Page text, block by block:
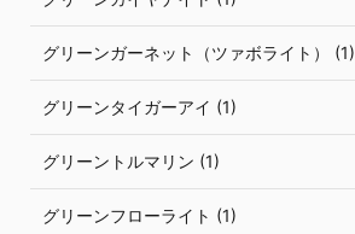
グリーンガーネット（ツァボライト） (1)
グリーンタイガーアイ (1)
グリーントルマリン (1)
グリーンフローライト (1)